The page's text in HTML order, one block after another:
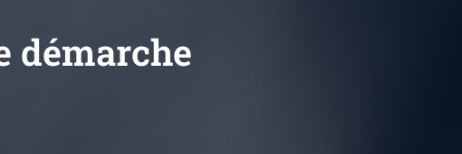
démarche